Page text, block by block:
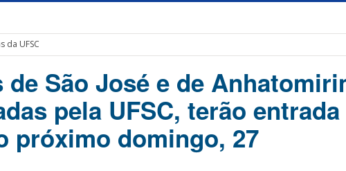
da UFSC
de São José e de
pela UFSC, terão entrada
próximo domingo, 27